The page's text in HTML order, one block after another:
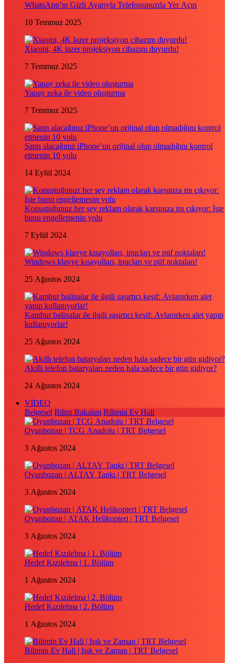
WhatsApp’ın Gizli Ayarıyla Telefonunuzda Yer Açın
10 Temmuz 2025
Xiaomi, 4K lazer projeksiyon cihazını duyurdu!
7 Temmuz 2025
Yapay zeka ile video oluşturma
7 Temmuz 2025
Satın alacağınız iPhone’un orijinal olup olmadığını kontrol
etmenin 10 yolu
14 Eylül 2024
Konuştuğunuz her şey reklam olarak karşınıza mı çıkıyor: İşte
bunu engellemenin yolu
7 Eylül 2024
Windows klavye kısayolları, ipuçları ve püf noktaları!
25 Ağustos 2024
Kambur balinalar ile ilgili şaşırtıcı keşif: Avlanırken alet yapıp
kullanıyorlar!
25 Ağustos 2024
Akıllı telefon bataryaları neden hala sadece bir gün gidiyor?
24 Ağustos 2024
VİDEO
Belgesel Bilim Bakalım Bilimin Ev Hali
Oyunbozan | TCG Anadolu | TRT Belgesel
3 Ağustos 2024
Oyunbozan | ALTAY Tankı | TRT Belgesel
3 Ağustos 2024
Oyunbozan | ATAK Helikopteri | TRT Belgesel
3 Ağustos 2024
Hedef Kızılelma | 1. Bölüm
1 Ağustos 2024
Hedef Kızılelma | 2. Bölüm
1 Ağustos 2024
Bilimin Ev Hali | Işık ve Zaman | TRT Belgesel